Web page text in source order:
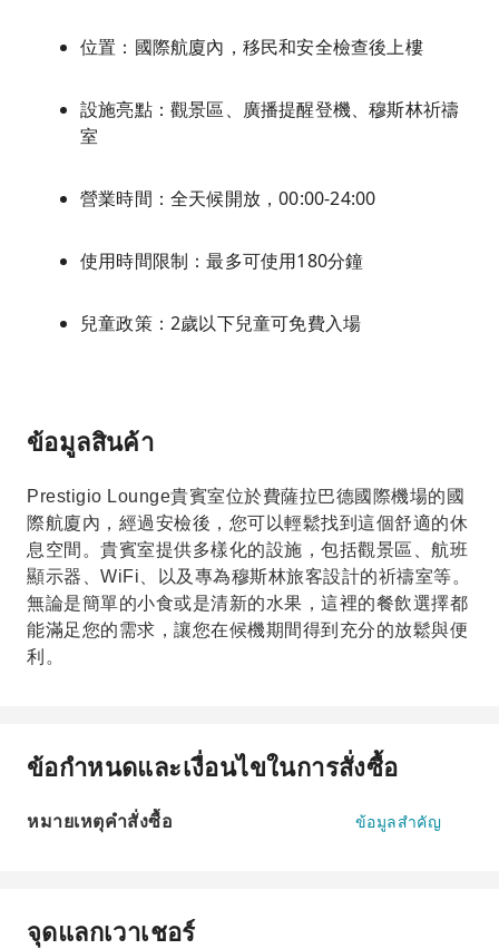
位置：國際航廈內，移民和安全檢查後上樓
設施亮點：觀景區、廣播提醒登機、穆斯林祈禱
室
營業時間：全天候開放，00:00-24:00
使用時間限制：最多可使用180分鐘
兒童政策：2歲以下兒童可免費入場
ข้อมูลสินค้า
Prestigio Lounge貴賓室位於費薩拉巴德國際機場的國
際航廈內，經過安檢後，您可以輕鬆找到這個舒適的休
息空間。貴賓室提供多樣化的設施，包括觀景區、航班
顯示器、WiFi、以及專為穆斯林旅客設計的祈禱室等。
無論是簡單的小食或是清新的水果，這裡的餐飲選擇都
能滿足您的需求，讓您在候機期間得到充分的放鬆與便
利。
ข้อกำหนดและเงื่อนไขในการสั่งซื้อ
หมายเหตุคำสั่งซื้อ ข้อมูลสำคัญ
จุดแลกเวาเชอร์